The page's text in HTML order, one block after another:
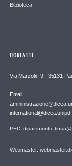
Biblioteca
CONTATTI
Via Marzolo, 9 - 35131
Email:
PEC:
Webmaster: